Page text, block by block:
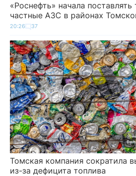
«Роснефть» начала поставлять
частные АЗС в районах
20:26 37
Томская компания сократила
из-за дефицита топлива